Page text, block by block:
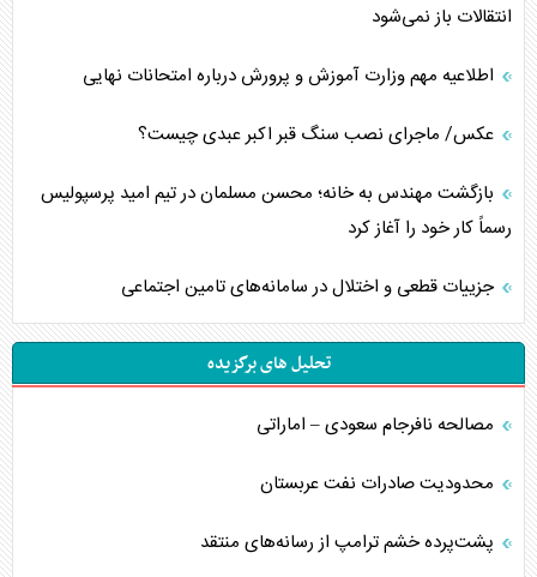
انتقالات باز نمی‌شود
اطلاعیه مهم وزارت آموزش و پرورش درباره امتحانات نهایی
عکس/ ماجرای نصب سنگ قبر اکبر عبدی چیست؟
بازگشت مهندس به خانه؛ محسن مسلمان در تیم امید پرسپولیس
رسماً کار خود را آغاز کرد
جزییات قطعی و اختلال در سامانه‌های تامین اجتماعی
تحلیل های برگزیده
مصالحه نافرجام سعودی – اماراتی
محدودیت صادرات نفت عربستان
پشت‌پرده خشم ترامپ از رسانه‌های منتقد